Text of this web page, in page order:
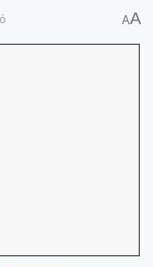
AA